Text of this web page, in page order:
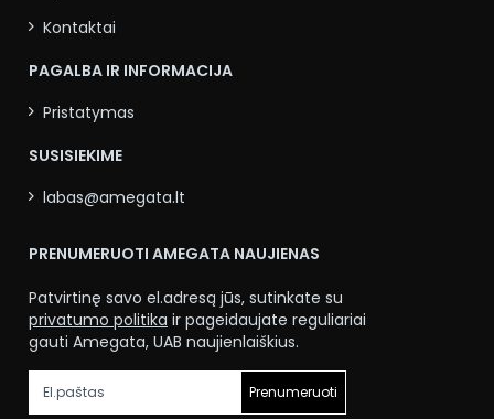
Kontaktai
PAGALBA IR INFORMACIJA
Pristatymas
SUSISIEKIME
labas@amegata.lt
PRENUMERUOTI AMEGATA NAUJIENAS
Patvirtinę savo el.adresą jūs, sutinkate su
privatumo politika ir pageidaujate reguliariai
gauti Amegata, UAB naujienlaiškius.
Prenumeruoti